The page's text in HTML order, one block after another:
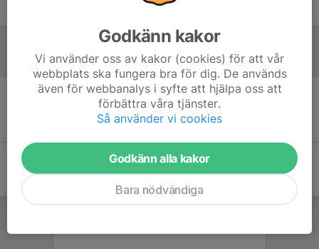
Referat
Inget referat skrivet
Godkänn kakor
Vi använder oss av kakor (cookies) för att vår
webbplats ska fungera bra för dig. De används
även för webbanalys i syfte att hjälpa oss att
förbättra våra tjänster.
Så använder vi cookies
Godkänn alla kakor
Bara nödvändiga